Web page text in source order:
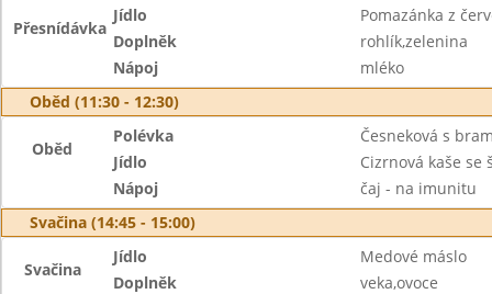
Přesnídávka
Jídlo
Pomazánka z
Doplněk
rohlík,zelenina
Nápoj
mléko
Oběd (11:30 - 12:30)
Oběd
Polévka
Česneková s
Jídlo
Cizrnová kaše se
Nápoj
čaj - na imunitu
Svačina (14:45 - 15:00)
Svačina
Jídlo
Medové máslo
Doplněk
veka,ovoce